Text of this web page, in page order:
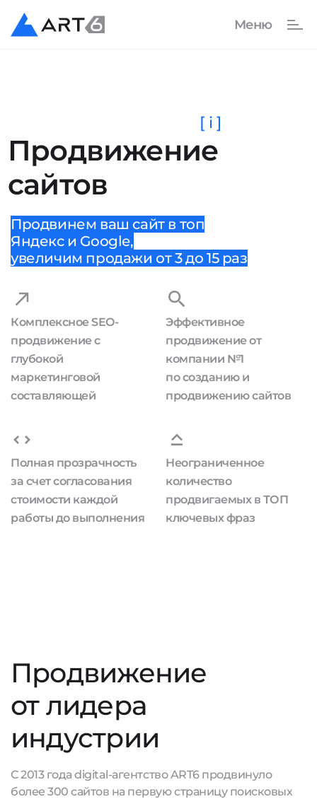
Продвижение
сайтов
[ i ]
Продвинем ваш сайт в топ
Яндекс и Google,
увеличим продажи от 3 до 15 раз
Комплексное SEO-
продвижение с
глубокой
маркетинговой
составляющей
Эффективное
продвижение от
компании №1
по созданию и
продвижению сайтов
Полная прозрачность
за счет согласования
стоимости каждой
работы до выполнения
Неограниченное
количество
продвигаемых в ТОП
ключевых фраз
Продвижение
от лидера
индустрии
С 2013 года digital-агентство ART6 продвинуло
более 300 сайтов на первую страницу поисковых